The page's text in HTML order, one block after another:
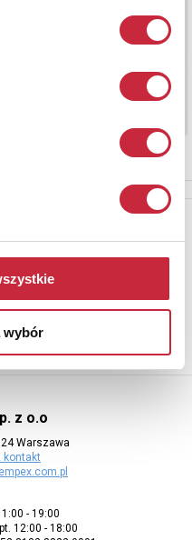
wybór
z o.o
Warszawa
kontakt
- 19:00
12:00 - 18:00